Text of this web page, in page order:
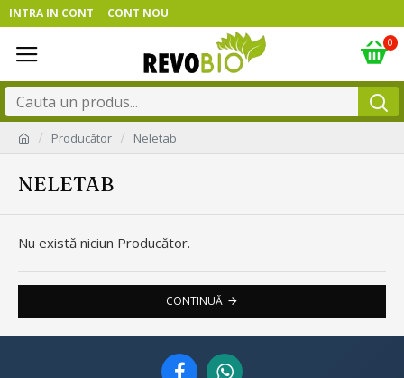
INTRA IN CONT CONT NOU
0
Producător Neletab
NELETAB
Nu există niciun Producător.
CONTINUĂ